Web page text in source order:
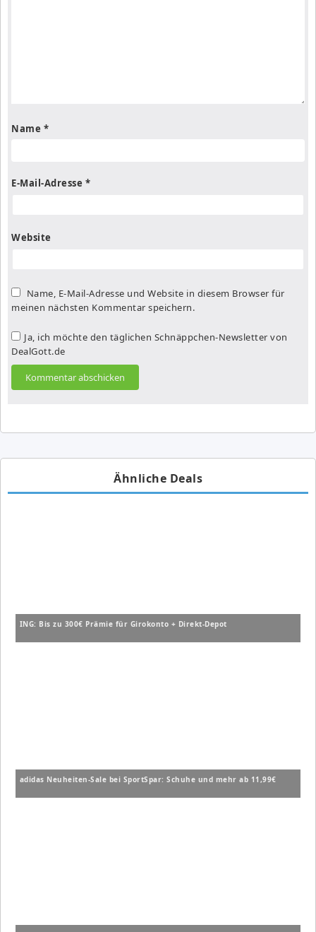
Name *
E-Mail-Adresse *
Website
Name, E-Mail-Adresse und Website in diesem Browser für
meinen nächsten Kommentar speichern.
Ja, ich möchte den täglichen Schnäppchen-Newsletter von
DealGott.de
Ähnliche Deals
ING: Bis zu 300€ Prämie für Girokonto + Direkt-Depot
adidas Neuheiten-Sale bei SportSpar: Schuhe und mehr ab 11,99€